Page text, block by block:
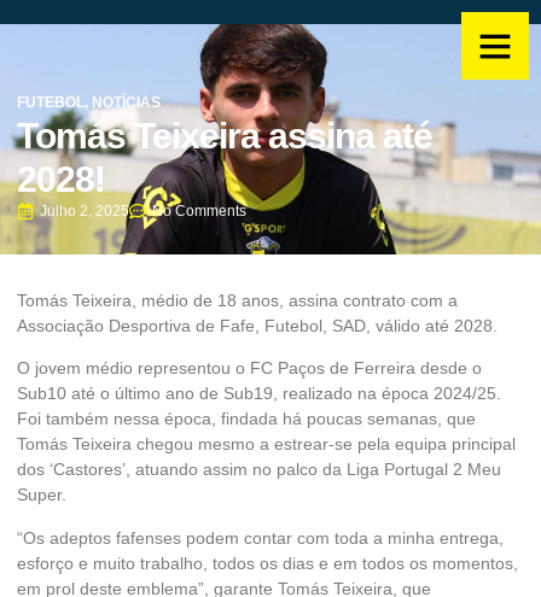
FUTEBOL, NOTÍCIAS
Tomás Teixeira assina até
2028!
Julho 2, 2025 No Comments
Tomás Teixeira, médio de 18 anos, assina contrato com a
Associação Desportiva de Fafe, Futebol, SAD, válido até 2028.
O jovem médio representou o FC Paços de Ferreira desde o
Sub10 até o último ano de Sub19, realizado na época 2024/25.
Foi também nessa época, findada há poucas semanas, que
Tomás Teixeira chegou mesmo a estrear-se pela equipa principal
dos ‘Castores’, atuando assim no palco da Liga Portugal 2 Meu
Super.
“Os adeptos fafenses podem contar com toda a minha entrega,
esforço e muito trabalho, todos os dias e em todos os momentos,
em prol deste emblema”, garante Tomás Teixeira, que